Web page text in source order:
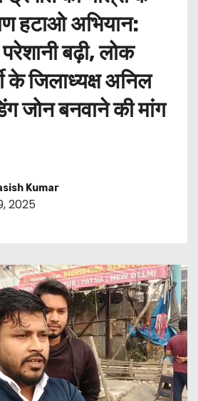
हटाओ अभियान:
बढ़ी, लोक
के जिलाध्यक्ष अनिल
जोन बनवाने की मांग
Kumar
2025